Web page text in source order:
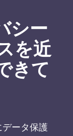
シー
を近
きて
ータ保護